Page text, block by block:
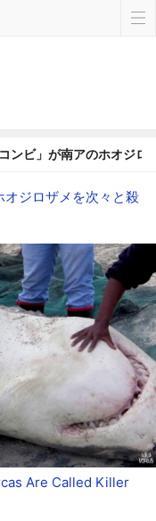
ンビ」が南アのホオジロ
ジロザメを次々と殺
Are Called Killer